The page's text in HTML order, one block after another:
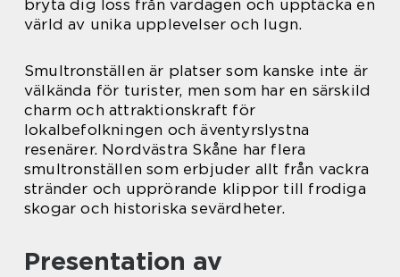
bryta dig loss från vardagen och upptäcka en
värld av unika upplevelser och lugn.
Smultronställen är platser som kanske inte är
välkända för turister, men som har en särskild
charm och attraktionskraft för
lokalbefolkningen och äventyrslystna
resenärer. Nordvästra Skåne har flera
smultronställen som erbjuder allt från vackra
stränder och upprörande klippor till frodiga
skogar och historiska sevärdheter.
Presentation av